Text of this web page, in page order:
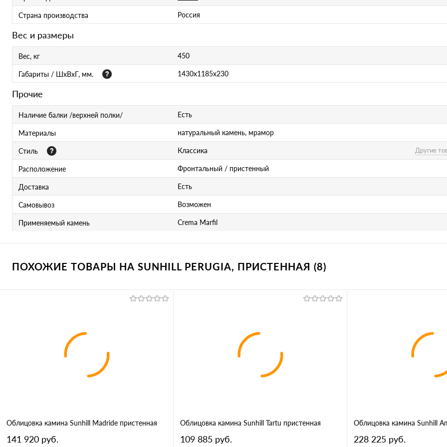
Страна производства Россия
Вес и размеры
Вес, кг 450
Габариты / ШхВхГ, мм. 1430x1185x230
Прочие
Наличие балки /верхней полки/ Есть
Материалы натуральный камень, мрамор
Стиль Классика Другие
Расположение Фронтальный / пристенный
Доставка Есть
Самовывоз Возможен
Применяемый камень Crema Marfil
ПОХОЖИЕ ТОВАРЫ НА SUNHILL PERUGIA, ПРИСТЕННАЯ (8)
Облицовка камина Sunhill Madride пристенная
141 920 руб.
Облицовка камина Sunhill Tartu пристенная
109 885 руб.
Облицовка камина Sunhill
228 225 руб.